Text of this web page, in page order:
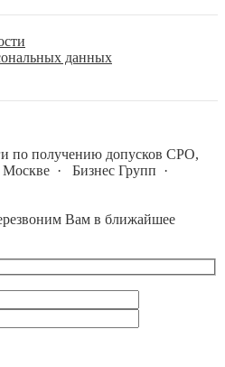
данных
по получению допусков СРО,
Москве · Бизнес Групп ·
Вам в ближайшее